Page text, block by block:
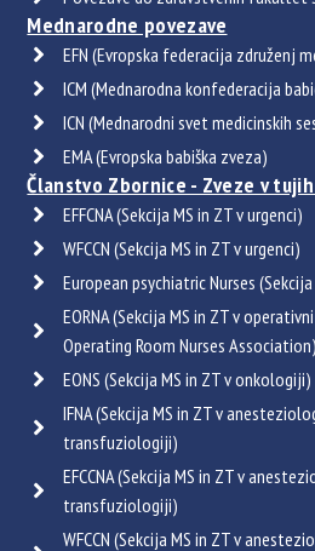
Mednarodne povezave
EFN (Evropska federacija združenj
ICM (Mednarodna konfederacija
ICN (Mednarodni svet medicinskih
EMA (Evropska babiška zveza)
Članstvo Zbornice - Zveze v
EFFCNA (Sekcija MS in ZT v urgenci)
WFCCN (Sekcija MS in ZT v urgenci)
European psychiatric Nurses
EORNA (Sekcija MS in ZT v
Operating Room Nurses Association)
EONS (Sekcija MS in ZT v onkologiji)
IFNA (Sekcija MS in ZT v
transfuziologiji)
EFCCNA (Sekcija MS in ZT v
transfuziologiji)
WFCCN (Sekcija MS in ZT v